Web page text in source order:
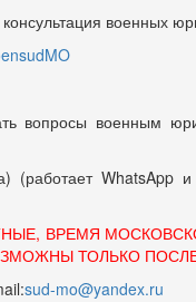
военных
вопросы военным
(работает WhatsApp
ВРЕМЯ
ТОЛЬКО
sud-mo@yandex.ru